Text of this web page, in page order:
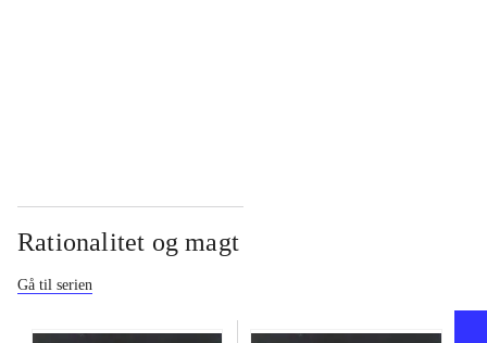
Rationalitet og magt
Gå til serien